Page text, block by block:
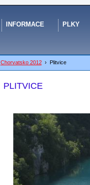
PLITVICE
Chorvatsko 2012› Plitvice
INFORMACE PLKY